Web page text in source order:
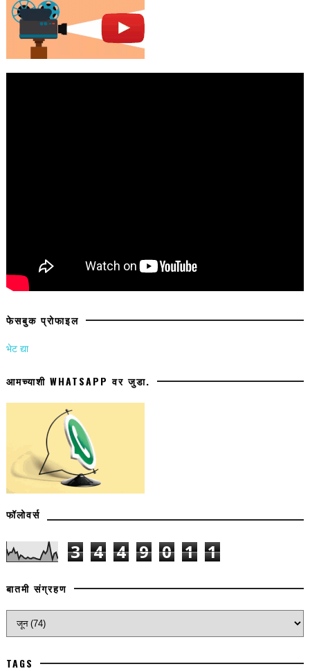
फेसबुक प्रोफाइल
भेट द्या
आमच्याशी WHATSAPP वर जुडा.
फॉलोवर्स
3 4 4 9 0 1 1
बातमी संग्रहण
TAGS